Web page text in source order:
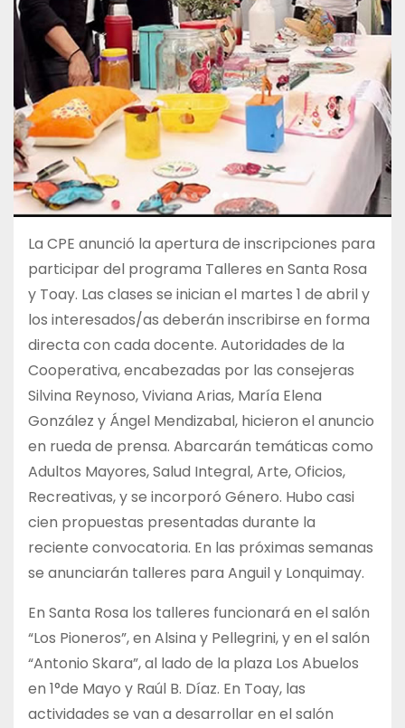
La CPE anunció la apertura de inscripciones para
participar del programa Talleres en Santa Rosa
y Toay. Las clases se inician el martes 1 de abril y
los interesados/as deberán inscribirse en forma
directa con cada docente. Autoridades de la
Cooperativa, encabezadas por las consejeras
Silvina Reynoso, Viviana Arias, María Elena
González y Ángel Mendizabal, hicieron el anuncio
en rueda de prensa. Abarcarán temáticas como
Adultos Mayores, Salud Integral, Arte, Oficios,
Recreativas, y se incorporó Género. Hubo casi
cien propuestas presentadas durante la
reciente convocatoria. En las próximas semanas
se anunciarán talleres para Anguil y Lonquimay.
En Santa Rosa los talleres funcionará en el salón
“Los Pioneros”, en Alsina y Pellegrini, y en el salón
“Antonio Skara”, al lado de la plaza Los Abuelos
en 1°de Mayo y Raúl B. Díaz. En Toay, las
actividades se van a desarrollar en el salón